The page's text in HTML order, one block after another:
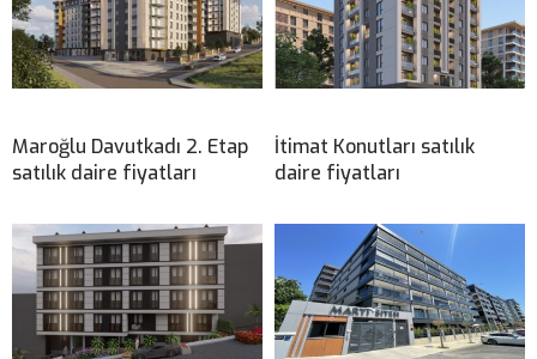
Maroğlu Davutkadı 2. Etap
satılık daire fiyatları
İtimat Konutları satılık
daire fiyatları